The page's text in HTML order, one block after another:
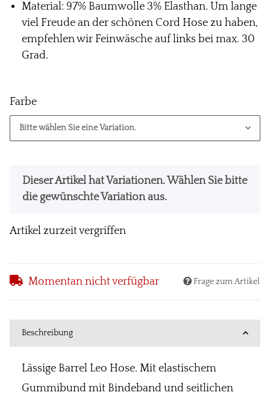
Material: 97% Baumwolle 3% Elasthan. Um lange
viel Freude an der schönen Cord Hose zu haben,
empfehlen wir Feinwäsche auf links bei max. 30
Grad.
Farbe
Bitte wählen Sie eine Variation.
x
Dieser Artikel hat Variationen. Wählen Sie bitte
die gewünschte Variation aus.
Artikel zurzeit vergriffen
Momentan nicht verfügbar Frage zum Artikel
Beschreibung
Lässige Barrel Leo Hose. Mit elastischem
Gummibund mit Bindeband und seitlichen